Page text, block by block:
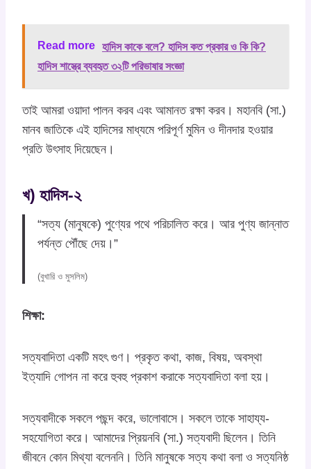
Read more হাদিস কাকে বলে? হাদিস কত প্রকার ও কি কি?
হাদিস শাস্ত্রে ব্যবহৃত ৩২টি পরিভাষার সংজ্ঞা
তাই আমরা ওয়াদা পালন করব এবং আমানত রক্ষা করব। মহানবি (সা.)
মানব জাতিকে এই হাদিসের মাধ্যমে পরিপূর্ণ মুমিন ও দীনদার হওয়ার
প্রতি উৎসাহ দিয়েছেন।
খ) হাদিস-২
“সত্য (মানুষকে) পুণ্যের পথে পরিচালিত করে। আর পুণ্য জান্নাত
পর্যন্ত পৌঁছে দেয়।”
(বুখারি ও মুসলিম)
শিক্ষা:
সত্যবাদিতা একটি মহৎ গুণ। প্রকৃত কথা, কাজ, বিষয়, অবস্থা
ইত্যাদি গোপন না করে হুবহু প্রকাশ করাকে সত্যবাদিতা বলা হয়।
সত্যবাদীকে সকলে পছন্দ করে, ভালোবাসে। সকলে তাকে সাহায্য-
সহযোগিতা করে। আমাদের প্রিয়নবি (সা.) সত্যবাদী ছিলেন। তিনি
জীবনে কোন মিথ্যা বলেননি। তিনি মানুষকে সত্য কথা বলা ও সত্যনিষ্ঠ